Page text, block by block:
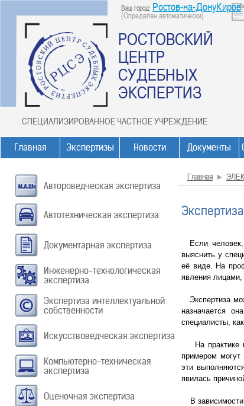
Ваш город: Ростов-на-ДонуКиров
(Определен автоматически)
РОСТОВСКИЙ
ЦЕНТР
СУДЕБНЫХ
ЭКСПЕРТИЗ
СПЕЦИАЛИЗИРОВАННОЕ ЧАСТНОЕ УЧРЕЖДЕНИЕ
Главная Экспертизы Новости Документы
Автороведческая экспертиза
Автотехническая экспертиза
Документарная экспертиза
Инженерно-технологическая
экспертиза
Экспертиза интеллектуальной
собственности
Искусствоведческая экспертиза
Компьютерно-техническая
экспертиза
Оценочная экспертиза
Главная
Если человек,
выяснить у
её виде. На
явления
Экспертиза
назначается
специалисты,
На практике
примером могут
эти
явилась
В зависимости